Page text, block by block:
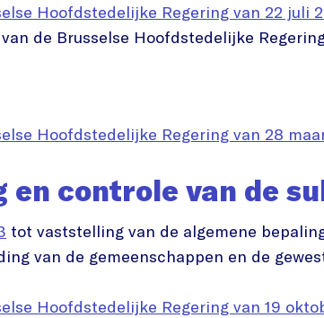
Hoofdstedelijke Regering van 22 juli
de Brusselse Hoofdstedelijke
Hoofdstedelijke Regering van 28
en controle van de
tot vaststelling van de algemene
van de gemeenschappen en de
Hoofdstedelijke Regering van 19